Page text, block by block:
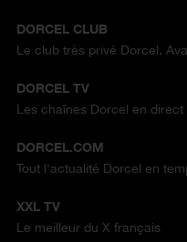
DORCEL CLUB
Le club très privé Dorcel.
DORCEL TV
Les chaînes Dorcel en direct
DORCEL.COM
Tout l'actualité Dorcel en
XXL TV
Le meilleur du X français